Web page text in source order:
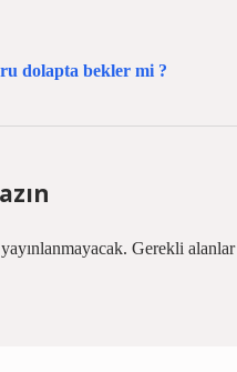
dolapta bekler mi ?
Gerekli alanlar